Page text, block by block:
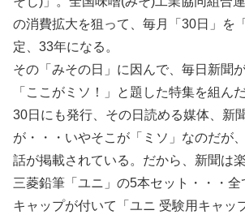
の消費拡大を狙って、毎月「30日」を
定、33年になる。
その「みその日」に因んで、毎日新聞
「ここがミソ！」と題した特集を組ん
30日にも発行、その日読める媒体、新
が・・・いやそこが「ミソ」なのだが
話が掲載されている。だから、新聞は楽
三菱鉛筆「ユニ」の5本セット・・・
キャップが付いて「ユニ 受験用キャッ